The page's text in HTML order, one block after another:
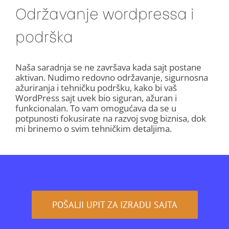
Održavanje wordpressa i
podrška
Naša saradnja se ne završava kada sajt postane
aktivan. Nudimo redovno održavanje, sigurnosna
ažuriranja i tehničku podršku, kako bi vaš
WordPress sajt uvek bio siguran, ažuran i
funkcionalan. To vam omogućava da se u
potpunosti fokusirate na razvoj svog biznisa, dok
mi brinemo o svim tehničkim detaljima.
POŠALJI UPIT ZA IZRADU SAJTA